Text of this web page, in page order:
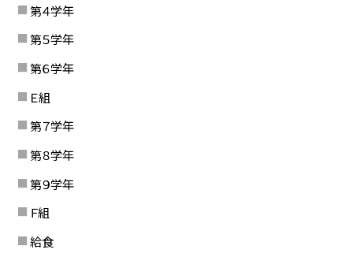
第４学年
第５学年
第６学年
Ｅ組
第７学年
第８学年
第９学年
Ｆ組
給食